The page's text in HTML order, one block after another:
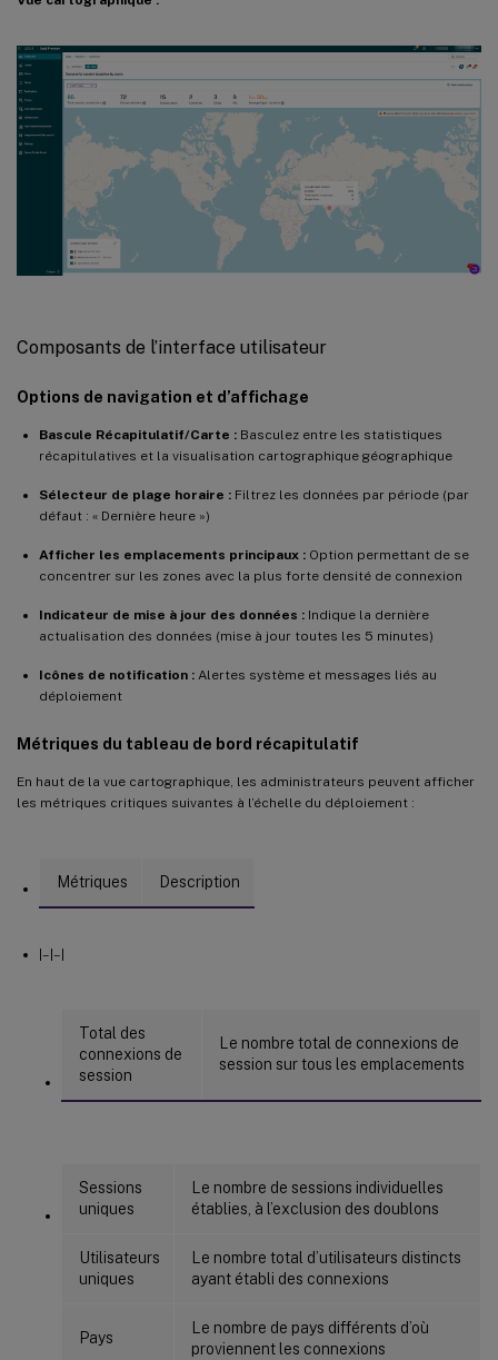
Composants de l’interface utilisateur
Options de navigation et d’affichage
Bascule Récapitulatif/Carte : Basculez entre les statistiques
récapitulatives et la visualisation cartographique géographique
Sélecteur de plage horaire : Filtrez les données par période (par
défaut : « Dernière heure »)
Afficher les emplacements principaux : Option permettant de se
concentrer sur les zones avec la plus forte densité de connexion
Indicateur de mise à jour des données : Indique la dernière
actualisation des données (mise à jour toutes les 5 minutes)
Icônes de notification : Alertes système et messages liés au
déploiement
Métriques du tableau de bord récapitulatif
En haut de la vue cartographique, les administrateurs peuvent afficher
les métriques critiques suivantes à l’échelle du déploiement :
Métriques Description
|–|–|
Total des
connexions de
session
Le nombre total de connexions de
session sur tous les emplacements
Sessions
uniques
Le nombre de sessions individuelles
établies, à l’exclusion des doublons
Utilisateurs
uniques
Le nombre total d’utilisateurs distincts
ayant établi des connexions
Pays
Le nombre de pays différents d’où
proviennent les connexions